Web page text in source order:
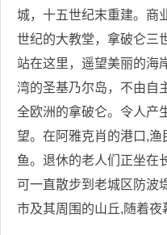
城，十五世纪末重建。商
世纪的大教堂，拿破仑三
站在这里，遥望美丽的海
湾的圣基乃尔岛，不由自
全欧洲的拿破仑。令人产
望。在阿雅克肖的港口,
鱼。退休的老人们正坐在
可一直散步到老城区防波
市及其周围的山丘,随着夜